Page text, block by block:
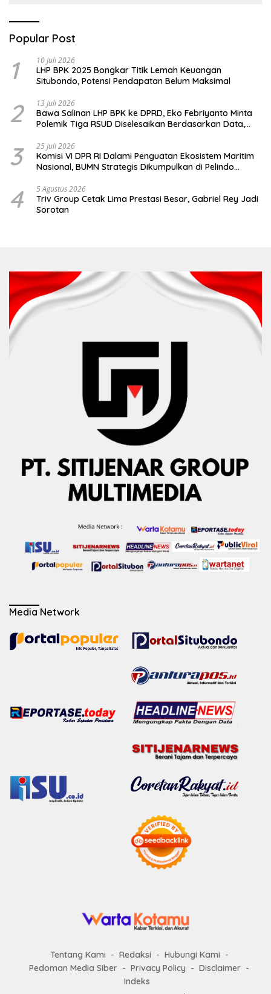
Popular Post
1 10 Juli 2026
LHP BPK 2025 Bongkar Titik Lemah Keuangan
Situbondo, Potensi Pendapatan Belum Maksimal
2 13 Juli 2026
Bawa Salinan LHP BPK ke DPRD, Eko Febriyanto Minta
Polemik Tiga RSUD Diselesaikan Berdasarkan Data,
3 25 Juli 2026
Komisi VI DPR RI Dalami Penguatan Ekosistem Maritim
Nasional, BUMN Strategis Dikumpulkan di Pelindo
4 5 Agustus 2026
Triv Group Cetak Lima Prestasi Besar, Gabriel Rey Jadi
Sorotan
Media Network
Tentang Kami Redaksi
Hubungi Kami
Pedoman Media Siber
Privacy Policy
Disclaimer
Indeks